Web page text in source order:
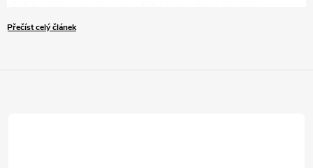
způsobem zvyšují komfort, bezpečnost i zábavu během každé jízdy.
V tomto článku vám představíme pět přesvědčivých důvodů, proč
Přečíst celý článek